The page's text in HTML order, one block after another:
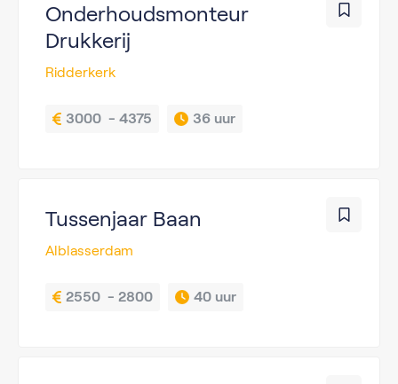
Onderhoudsmonteur
Drukkerij
Ridderkerk
3000  - 4375 36 uur
Tussenjaar Baan
Alblasserdam
2550  - 2800 40 uur